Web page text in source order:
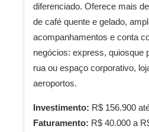
diferenciado. Oferece mais
de café quente e gelado,
acompanhamentos e conta
negócios: express, quiosque
rua ou espaço corporativo,
aeroportos.
Investimento: R$ 156.900
Faturamento: R$ 40.000 a